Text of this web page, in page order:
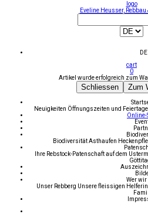
logo
Eveline Heusser, Rebbau
DE
cart
0
Artikel wurde erfolgreich zum
Schliessen Zum
Neuigkeiten Öffnungszeiten und Feiertage
Online-
BiodiversitätAsthaufen
Ihre Rebstock-Patenschaft auf dem
Wer wir
Unser Rebberg Unsere fleissigen